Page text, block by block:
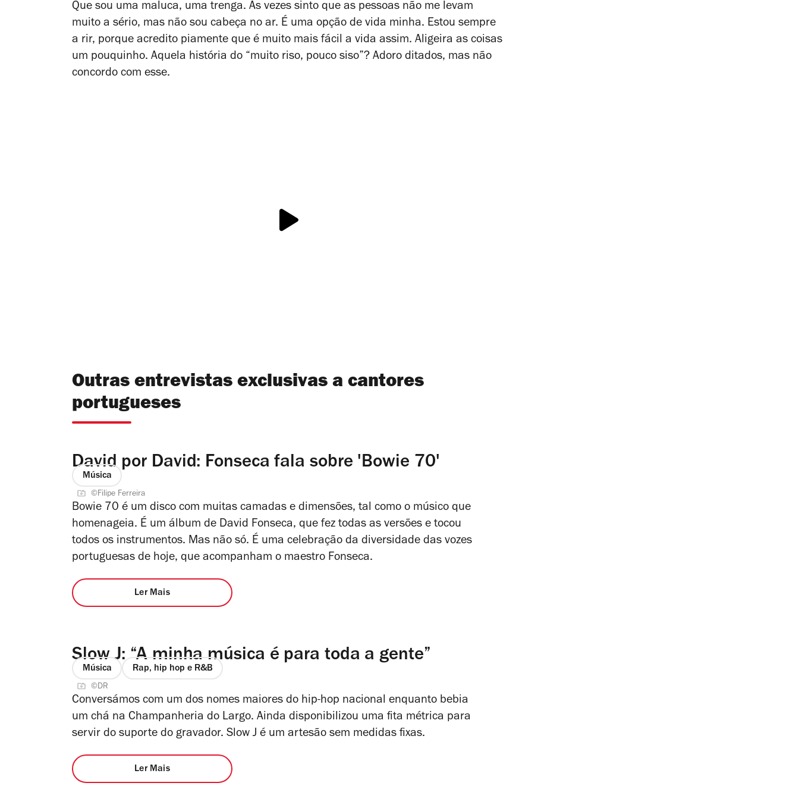
Que sou uma maluca, uma trenga. Às vezes sinto que as pessoas não me levam
muito a sério, mas não sou cabeça no ar. É uma opção de vida minha. Estou sempre
a rir, porque acredito piamente que é muito mais fácil a vida assim. Aligeira as coisas
um pouquinho. Aquela história do “muito riso, pouco siso”? Adoro ditados, mas não
concordo com esse.
Outras entrevistas exclusivas a cantores
portugueses
David por David: Fonseca fala sobre 'Bowie 70'
Música
©Filipe Ferreira
Bowie 70 é um disco com muitas camadas e dimensões, tal como o músico que
homenageia. É um álbum de David Fonseca, que fez todas as versões e tocou
todos os instrumentos. Mas não só. É uma celebração da diversidade das vozes
portuguesas de hoje, que acompanham o maestro Fonseca.
Ler Mais
Slow J: “A minha música é para toda a gente”
Música Rap, hip hop e R&B
©DR
Conversámos com um dos nomes maiores do hip-hop nacional enquanto bebia
um chá na Champanheria do Largo. Ainda disponibilizou uma fita métrica para
servir do suporte do gravador. Slow J é um artesão sem medidas fixas.
Ler Mais